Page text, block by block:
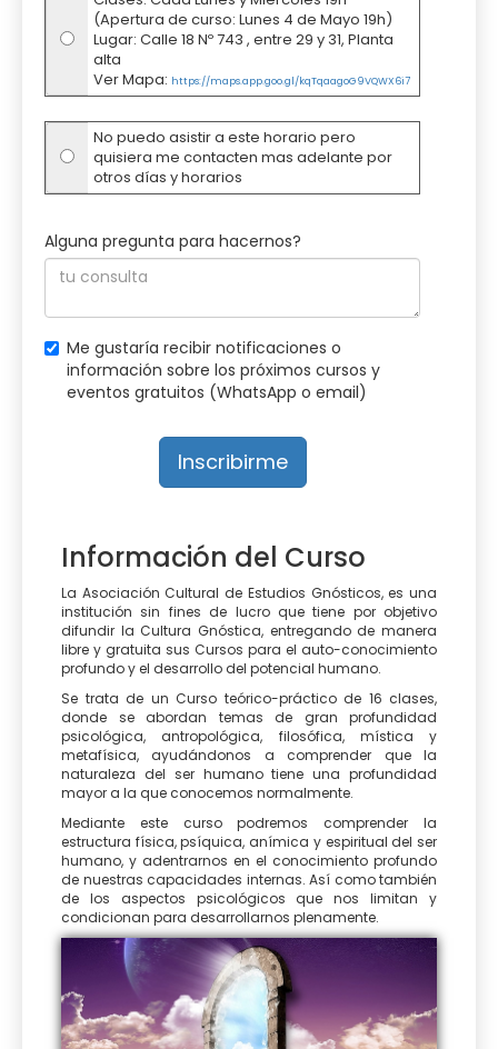
(Apertura de curso: Lunes 4 de Mayo 19h)
Lugar: Calle 18 Nº 743 , entre 29 y 31, Planta
alta
Ver Mapa: https://maps.app.goo.gl/kqTqaagoG9VQWX6i7
No puedo asistir a este horario pero
quisiera me contacten mas adelante por
otros días y horarios
Alguna pregunta para hacernos?
Me gustaría recibir notificaciones o
información sobre los próximos cursos y
eventos gratuitos (WhatsApp o email)
Inscribirme
Información del Curso
La Asociación Cultural de Estudios Gnósticos, es una
institución sin fines de lucro que tiene por objetivo
difundir la Cultura Gnóstica, entregando de manera
libre y gratuita sus Cursos para el auto-conocimiento
profundo y el desarrollo del potencial humano.
Se trata de un Curso teórico-práctico de 16 clases,
donde se abordan temas de gran profundidad
psicológica, antropológica, filosófica, mística y
metafísica, ayudándonos a comprender que la
naturaleza del ser humano tiene una profundidad
mayor a la que conocemos normalmente.
Mediante este curso podremos comprender la
estructura física, psíquica, anímica y espiritual del ser
humano, y adentrarnos en el conocimiento profundo
de nuestras capacidades internas. Así como también
de los aspectos psicológicos que nos limitan y
condicionan para desarrollarnos plenamente.